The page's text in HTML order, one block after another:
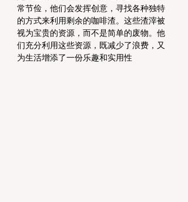
常节俭，他们会发挥创意，寻找各种独特
的方式来利用剩余的咖啡渣。这些渣滓被
视为宝贵的资源，而不是简单的废物。他
们充分利用这些资源，既减少了浪费，又
为生活增添了一份乐趣和实用性